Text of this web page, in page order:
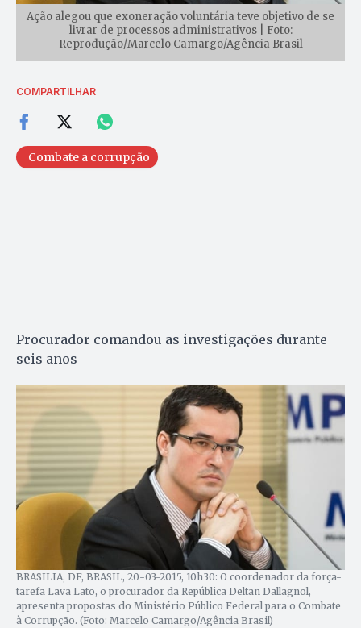
Ação alegou que exoneração voluntária teve objetivo de se
livrar de processos administrativos | Foto:
Reprodução/Marcelo Camargo/Agência Brasil
COMPARTILHAR
Combate a corrupção
Procurador comandou as investigações durante
seis anos
BRASILIA, DF, BRASIL, 20-03-2015, 10h30: O coordenador da força-
tarefa Lava Lato, o procurador da República Deltan Dallagnol,
apresenta propostas do Ministério Público Federal para o Combate
à Corrupção. (Foto: Marcelo Camargo/Agência Brasil)